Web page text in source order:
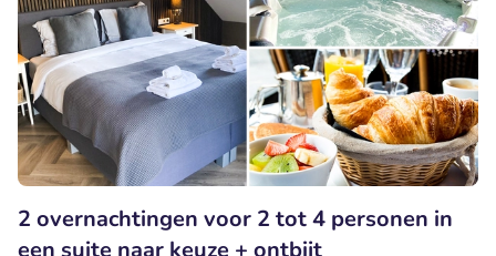
2 overnachtingen voor 2 tot 4 personen in
een suite naar keuze + ontbijt